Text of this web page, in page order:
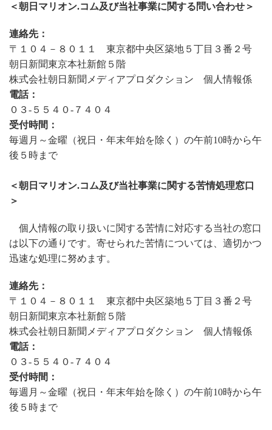
＜朝日マリオン.コム及び当社事業に関する問い合わせ＞
連絡先：
〒１０４－８０１１ 東京都中央区築地５丁目３番２号
朝日新聞東京本社新館５階
株式会社朝日新聞メディアプロダクション 個人情報係
電話：
０３-５５４０-７４０４
受付時間：
毎週月～金曜（祝日・年末年始を除く）の午前10時から午
後５時まで
＜朝日マリオン.コム及び当社事業に関する苦情処理窓口
＞
個人情報の取り扱いに関する苦情に対応する当社の窓口
は以下の通りです。寄せられた苦情については、適切かつ
迅速な処理に努めます。
連絡先：
〒１０４－８０１１ 東京都中央区築地５丁目３番２号
朝日新聞東京本社新館５階
株式会社朝日新聞メディアプロダクション 個人情報係
電話：
０３-５５４０-７４０４
受付時間：
毎週月～金曜（祝日・年末年始を除く）の午前10時から午
後５時まで